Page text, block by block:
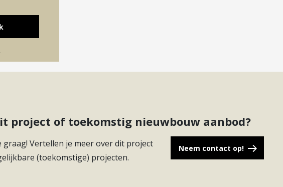
project of toekomstig nieuwbouw aanbod?
Vertellen je meer over dit project
(toekomstige) projecten.
Neem contact op!